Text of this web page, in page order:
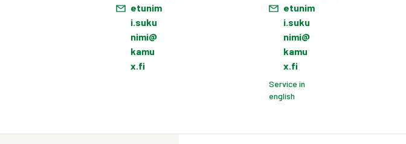
etunim
i.suku
nimi@
kamu
x.fi
etunim
i.suku
nimi@
kamu
x.fi
Service in
english